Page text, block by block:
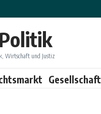
Wirtschaft und Justiz
Gesellschaft